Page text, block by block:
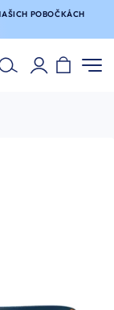
POBOČKÁCH